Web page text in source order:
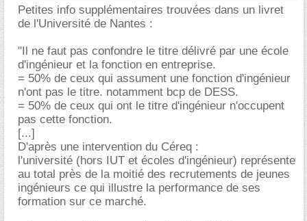
Petites info supplémentaires trouvées dans un livret
de l'Université de Nantes :
"Il ne faut pas confondre le titre délivré par une école
d'ingénieur et la fonction en entreprise.
= 50% de ceux qui assument une fonction d'ingénieur
n'ont pas le titre. notamment bcp de DESS.
= 50% de ceux qui ont le titre d'ingénieur n'occupent
pas cette fonction.
[...]
D'après une intervention du Céreq :
l'université (hors IUT et écoles d'ingénieur) représente
au total près de la moitié des recrutements de jeunes
ingénieurs ce qui illustre la performance de ses
formation sur ce marché.